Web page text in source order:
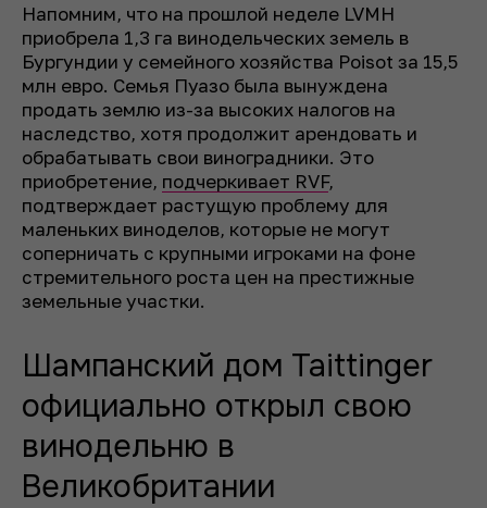
Напомним, что на прошлой неделе LVMH
приобрела 1,3 га винодельческих земель в
Бургундии у семейного хозяйства Poisot за 15,5
млн евро. Семья Пуазо была вынуждена
продать землю из-за высоких налогов на
наследство, хотя продолжит арендовать и
обрабатывать свои виноградники. Это
приобретение, подчеркивает RVF,
подтверждает растущую проблему для
маленьких виноделов, которые не могут
соперничать с крупными игроками на фоне
стремительного роста цен на престижные
земельные участки.
Шампанский дом Taittinger
официально открыл свою
винодельню в
Великобритании